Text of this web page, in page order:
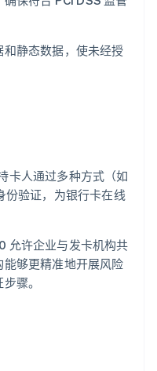
静态数据，使未经授
卡人通过多种方式（如
份验证，为银行卡在线
允许企业与发卡机构共
够更精准地开展风险
骤。